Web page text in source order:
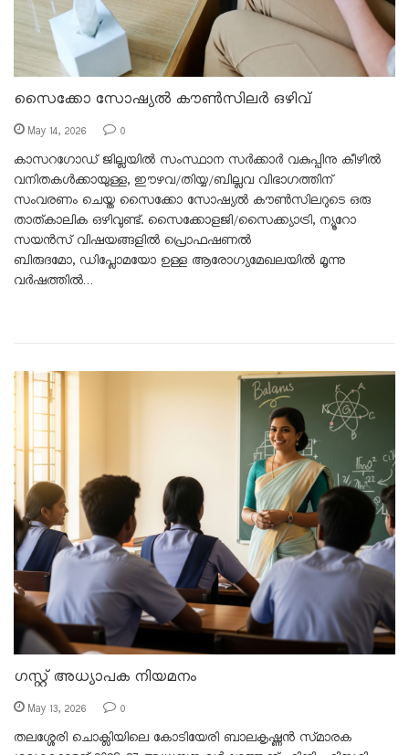
സൈക്കോ സോഷ്യൽ കൗൺസിലർ ഒഴിവ്
May 14, 2026 0
കാസറഗോഡ് ജില്ലയിൽ സംസ്ഥാന സർക്കാർ വകുപ്പിനു കീഴിൽ
വനിതകൾക്കായുള്ള, ഈഴവ/തിയ്യ/ബില്ലവ വിഭാഗത്തിന്
സംവരണം ചെയ്ത സൈക്കോ സോഷ്യൽ കൗൺസിലറുടെ ഒരു
താത്കാലിക ഒഴിവുണ്ട്. സൈക്കോളജി/സൈക്ക്യാട്രി, ന്യൂറോ
സയൻസ് വിഷയങ്ങളിൽ പ്രൊഫഷണൽ
ബിരുദമോ, ഡിപ്ലോമയോ ഉള്ള ആരോഗ്യമേഖലയിൽ മൂന്നു
വർഷത്തിൽ…
ഗസ്റ്റ് അധ്യാപക നിയമനം
May 13, 2026 0
തലശ്ശേരി ചൊക്ലിയിലെ കോടിയേരി ബാലകൃഷ്ണൻ സ്‌മാരക